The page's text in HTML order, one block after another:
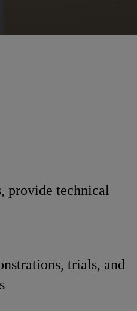
provide technical
trials, and